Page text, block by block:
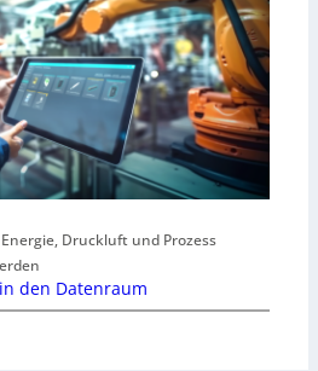
Druckluft und Prozess
den Datenraum